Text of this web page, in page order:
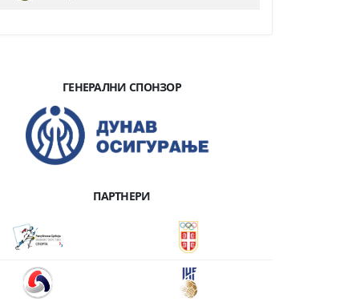
ГЕНЕРАЛНИ СПОНЗОР
ПАРТНЕРИ